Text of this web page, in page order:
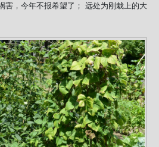
害，今年不报希望了； 远处为刚栽上的大